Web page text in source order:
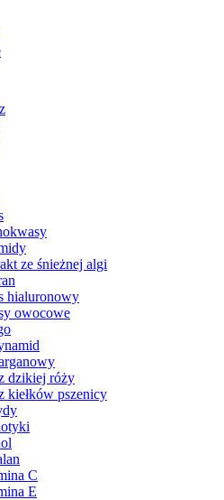
ze śnieżnej algi
hialuronowy
owocowe
dzikiej róży
kiełków pszenicy
C
E